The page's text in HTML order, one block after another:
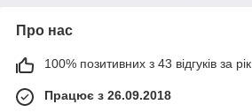
Про нас
100% позитивних з 43 відгуків за рік
Працює з 26.09.2018